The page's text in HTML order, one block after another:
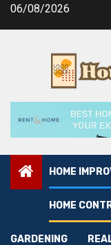
Skip06/08/2026
HOME
HOME
GARDENING
Home Improvement
Как